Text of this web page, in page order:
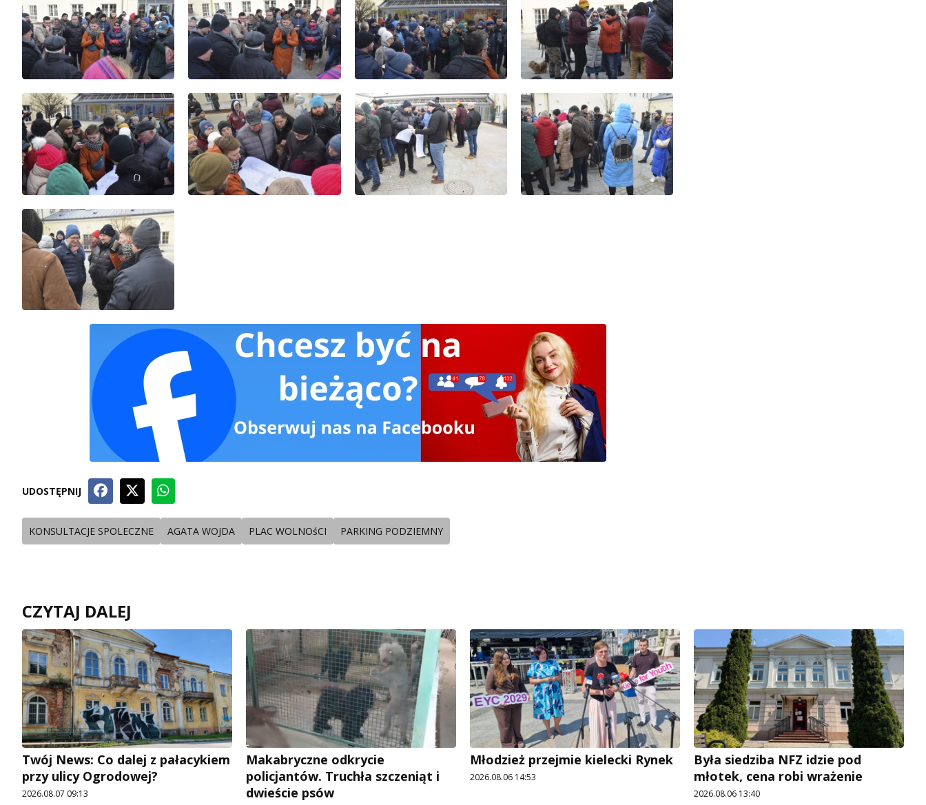
UDOSTĘPNIJ
KONSULTACJE SPOLECZNE AGATA WOJDA PLAC WOLNOśCI PARKING PODZIEMNY
CZYTAJ DALEJ
Twój News: Co dalej z pałacykiem
przy ulicy Ogrodowej?
2026.08.07 09:13
Makabryczne odkrycie
policjantów. Truchła szczeniąt i
dwieście psów
Młodzież przejmie kielecki Rynek
2026.08.06 14:53
Była siedziba NFZ idzie pod
młotek, cena robi wrażenie
2026.08.06 13:40